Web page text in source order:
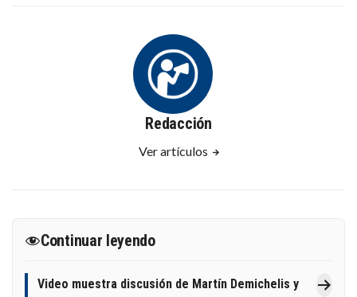
Redacción
Ver artículos
Continuar leyendo
Video muestra discusión de Martín Demichelis y